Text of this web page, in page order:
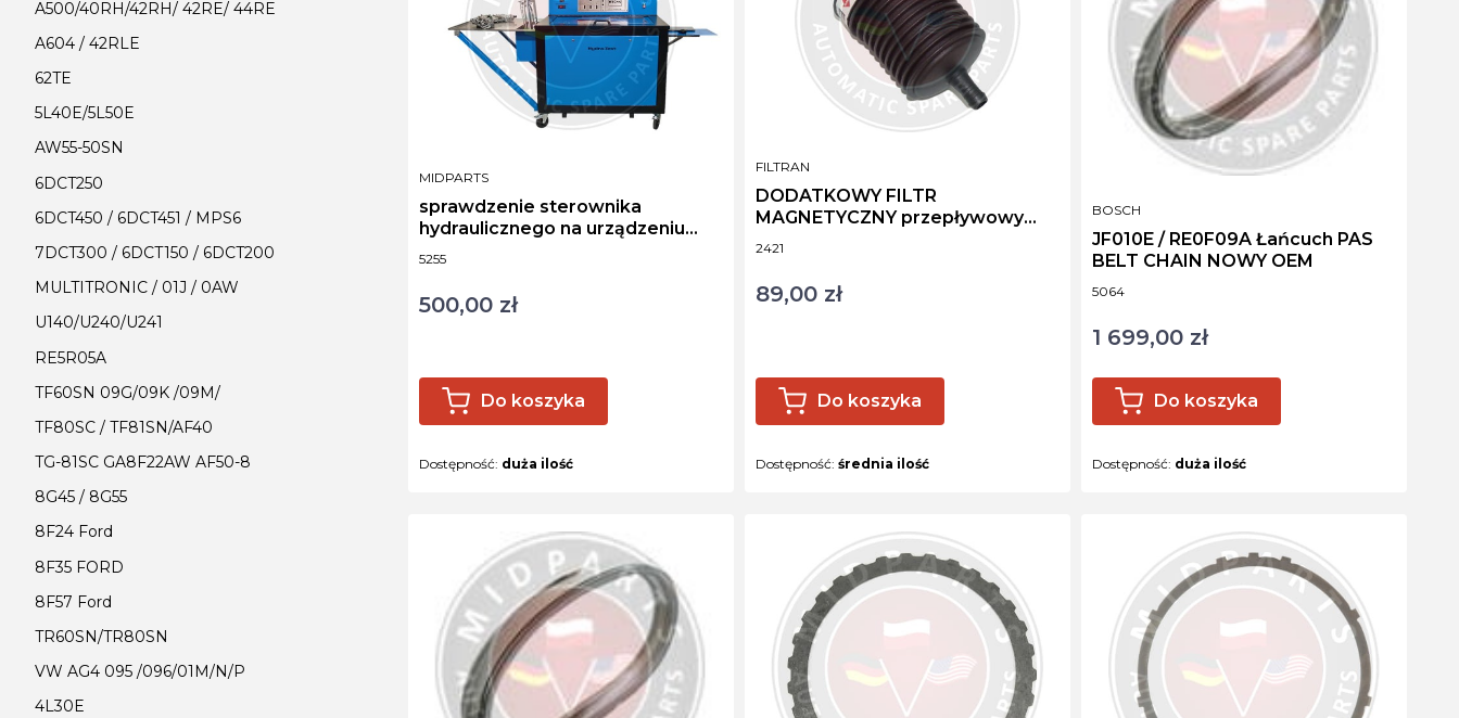
A500/40RH/42RH/ 42RE/ 44RE
A604 / 42RLE
62TE
5L40E/5L50E
AW55-50SN
6DCT250
6DCT450 / 6DCT451 / MPS6
7DCT300 / 6DCT150 / 6DCT200
MULTITRONIC / 01J / 0AW
U140/U240/U241
RE5R05A
TF60SN 09G/09K /09M/
TF80SC / TF81SN/AF40
TG-81SC GA8F22AW AF50-8
8G45 / 8G55
8F24 Ford
8F35 FORD
8F57 Ford
TR60SN/TR80SN
VW AG4 095 /096/01M/N/P
4L30E
Kod produktu
5255
sprawdzenie sterownika
hydraulicznego na urządzeniu
hydra test
PRODUCENT
MIDPARTS
Cena
500,00 zł
Do koszyka
Dostępność: duża ilość
Kod produktu
2421
DODATKOWY FILTR
MAGNETYCZNY przepływowy
PRODUCENT
FILTRAN
Cena
89,00 zł
Do koszyka
Dostępność: średnia ilość
Kod produktu
5064
JF010E / RE0F09A Łańcuch PAS
BELT CHAIN NOWY OEM
PRODUCENT
BOSCH
Cena
1 699,00 zł
Do koszyka
Dostępność: duża ilość